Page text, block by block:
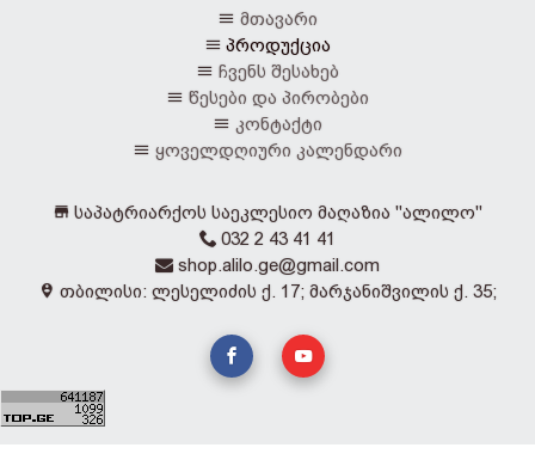
მთავარი
პროდუქცია
ჩვენს შესახებ
წესები და პირობები
კონტაქტი
ყოველდღიური კალენდარი
საპატრიარქოს საეკლესიო მაღაზია "ალილო"
032 2 43 41 41
shop.alilo.ge@gmail.com
თბილისი: ლესელიძის ქ. 17; მარჯანიშვილის ქ. 35;